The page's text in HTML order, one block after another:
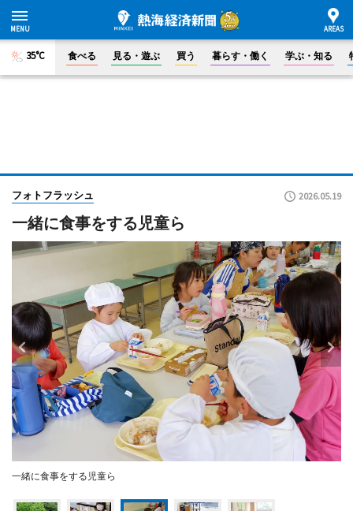
35°C 食べる 見る・遊ぶ 買う 暮らす・働く 学ぶ・知る
フォトフラッシュ 2026.05.19
一緒に食事をする児童ら
一緒に食事をする児童ら